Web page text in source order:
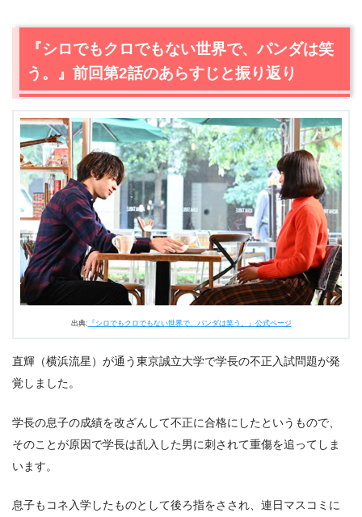
2.
【ネタバレ】『シロでもクロでもない世界で、パンダは
笑う。』第3話あらすじと感想
2.1 双子の女の子
2.3 私だけ幸せになれない
2.4 公開練習にミスパンダ（清野菜名）登場
2.5 レン（清野菜名）とリコ
2.6レン（清野菜名）の過去
2.7俺とレン（清野菜名）は一緒
2.8パンダ配信開始
2.9 真っ黒な男
2.10 ミスパンダ（清野菜名）のフラッシュバック
川田レン（清野菜名）の正体
『シロでもクロでもない世界で、パンダは笑う。』第3
『シロでもクロでもない世界で、パンダは笑
う。』前回第2話のあらすじと振り返り
出典: 『シロでもクロでもない世界で、パンダは笑う。』公式ページ
直輝（横浜流星）が通う東京誠立大学で学長の不正入試問題が発
覚しました。
学長の息子の成績を改ざんして不正に合格にしたというもので、
そのことが原因で学長は乱入した男に刺されて重傷を追ってしま
います。
息子もコネ入学したものとして後ろ指をさされ、連日マスコミに